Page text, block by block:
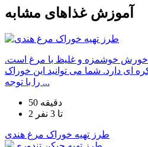
آموزش غذا‌های مشابه
خوشمزه و غلیظ با مرغ است.
ای دارد. شما می توانید این خوراک
را با توجه ...
50 دقیقه
2 تا 3 نفر
طرز تهیه خوراک مرغ هندی